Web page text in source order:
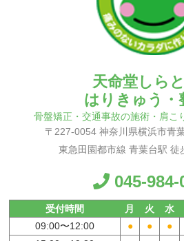
天命堂しら
はりきゅう・
骨盤矯正・交通事故の施術・肩こ
〒227-0054 神奈川県横浜市青
東急田園都市線 青葉台駅 徒
045-984-
受付時間 月 火 水
09:00〜12:00 ● ● ●